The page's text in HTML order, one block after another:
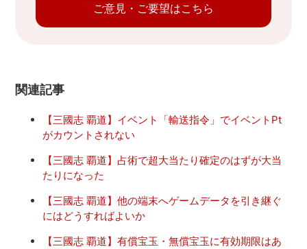
ご意見・ご要望はこちら
関連記事
【三國志 覇道】イベント「輸送指令」でイベントPt
がカウントされない
【三國志 覇道】占術で超大当たり確定のはずが大当
たりになった
【三國志 覇道】他の端末へゲームデータを引き継ぐ
にはどうすればよいか
【三國志 覇道】有償宝玉・無償宝玉に有効期限はあ